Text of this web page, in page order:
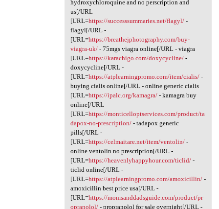
hydroxychloroquine and no perscription and
us[/URL -
[URL=https://successsummaries.net/flagyl/-
flagyl[/URL -
[URL=https://breathejphotography.com/buy-
viagra-uk/- 75mgs viagra online[/URL - viagra
[URL=https://karachigo.com/doxycycline/-
doxycycline[/URL -
[URL=https://atplearningpromo.com/item/cialis/-
buying cialis online[/URL - online generic cialis
[URL=https://ipalc.org/kamagra/- kamagra buy
online[/URL -
[URL=https://monticelloptservices.com/product/ta
dapox-no-prescription/- tadapox generic
pills[/URL -
[URL=https://celmaitare.net/item/ventolin/-
online ventolin no prescription[/URL -
[URL=https://heavenlyhappyhour.com/ticlid/-
ticlid online[/URL -
[URL=https://atplearningpromo.com/amoxicillin/-
amoxicillin best price usa[/URL -
[URL=https://momsanddadsguide.com/product/pr
opranolol/- propranolol for sale overnight[/URL -